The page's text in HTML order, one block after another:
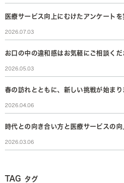
医療サービス向上にむけたアンケート
2026.07.03
お口の中の違和感はお気軽にご相談くだ
2026.05.03
春の訪れとともに、新しい挑戦が始まり
2026.04.06
時代との向き合い方と医療サービスの向
2026.03.06
TAG タグ